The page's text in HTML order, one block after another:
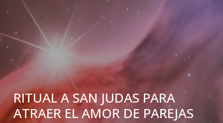
RITUAL A SAN JUDAS PARA
ATRAER EL AMOR DE PAREJAS